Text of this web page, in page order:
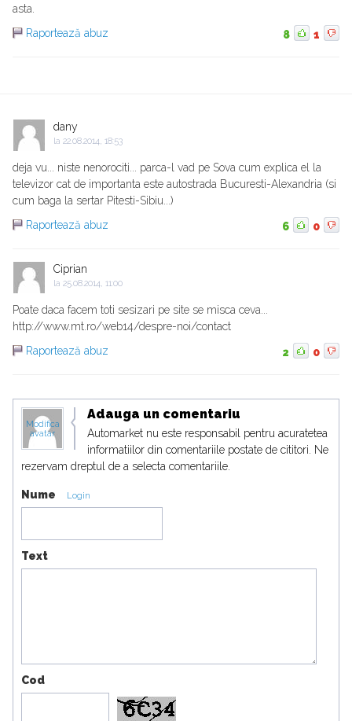
asta.
Raportează abuz
8 1
dany
la 22.08.2014, 18:53
deja vu... niste nenorociti... parca-l vad pe Sova cum explica el la
televizor cat de importanta este autostrada Bucuresti-Alexandria (si
cum baga la sertar Pitesti-Sibiu...)
Raportează abuz
6 0
Ciprian
la 25.08.2014, 11:00
Poate daca facem toti sesizari pe site se misca ceva...
http://www.mt.ro/web14/despre-noi/contact
Raportează abuz
2 0
Modifica
avatar
Adauga un comentariu
Automarket nu este responsabil pentru acuratetea
informatiilor din comentariile postate de cititori. Ne
rezervam dreptul de a selecta comentariile.
Nume Login
Text
Cod